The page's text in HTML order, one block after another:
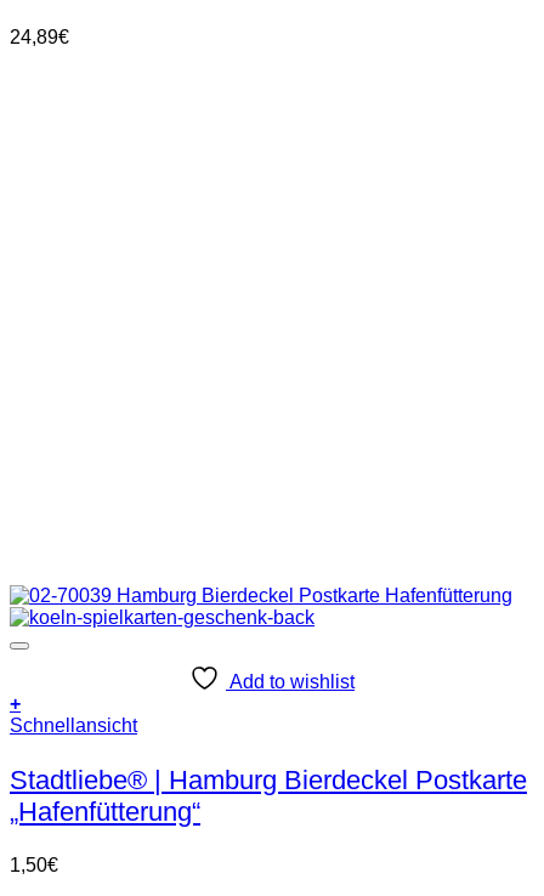
24,89€
Add to wishlist
+
Schnellansicht
Stadtliebe® | Hamburg Bierdeckel Postkarte
„Hafenfütterung“
1,50€